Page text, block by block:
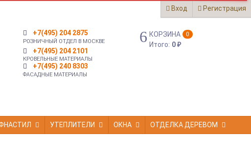
Вход Регистрация
+7(495) 204 2875
РОЗНИЧНЫЙ ОТДЕЛ В МОСКВЕ
+7(495) 204 2101
КРОВЕЛЬНЫЕ МАТЕРИАЛЫ
+7(495) 240 8303
ФАСАДНЫЕ МАТЕРИАЛЫ
КОРЗИНА 0
Итого: 0₽
УТЕПЛИТЕЛИ ОКНА ОТДЕЛКА ДЕРЕВОМ